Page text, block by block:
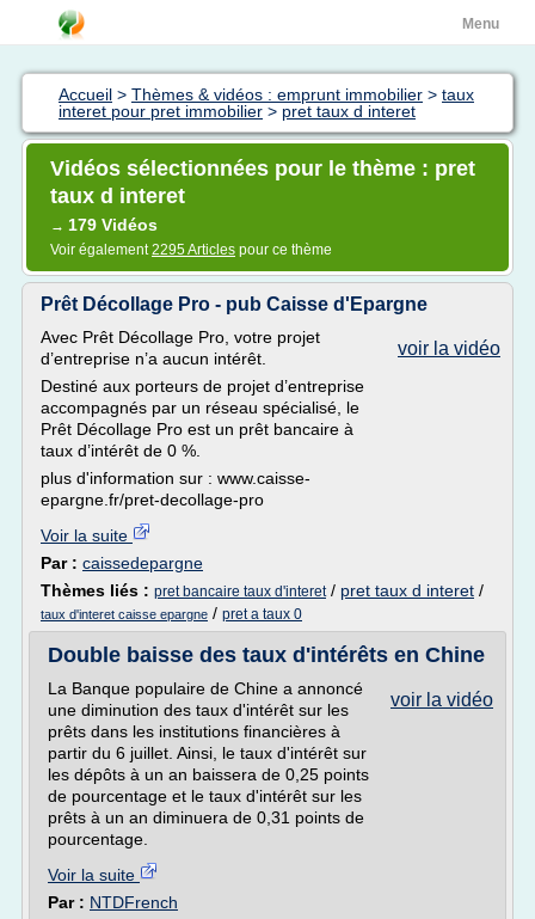
Menu
Accueil > Thèmes & vidéos : emprunt immobilier > taux
interet pour pret immobilier > pret taux d interet
Vidéos sélectionnées pour le thème : pret
taux d interet
→ 179 Vidéos
Voir également2295 Articles pour ce thème
Prêt Décollage Pro - pub Caisse d'Epargne
voir la vidéo
Avec Prêt Décollage Pro, votre projet
d’entreprise n’a aucun intérêt.
Destiné aux porteurs de projet d’entreprise
accompagnés par un réseau spécialisé, le
Prêt Décollage Pro est un prêt bancaire à
taux d’intérêt de 0 %.
plus d'information sur : www.caisse-
epargne.fr/pret-decollage-pro
Voir la suite
Par : caissedepargne
Thèmes liés : pret bancaire taux d'interet/ pret taux d interet /
taux d'interet caisse epargne / pret a taux 0
Double baisse des taux d'intérêts en Chine
voir la vidéo
La Banque populaire de Chine a annoncé
une diminution des taux d'intérêt sur les
prêts dans les institutions financières à
partir du 6 juillet. Ainsi, le taux d'intérêt sur
les dépôts à un an baissera de 0,25 points
de pourcentage et le taux d'intérêt sur les
prêts à un an diminuera de 0,31 points de
pourcentage.
Voir la suite
Par : NTDFrench